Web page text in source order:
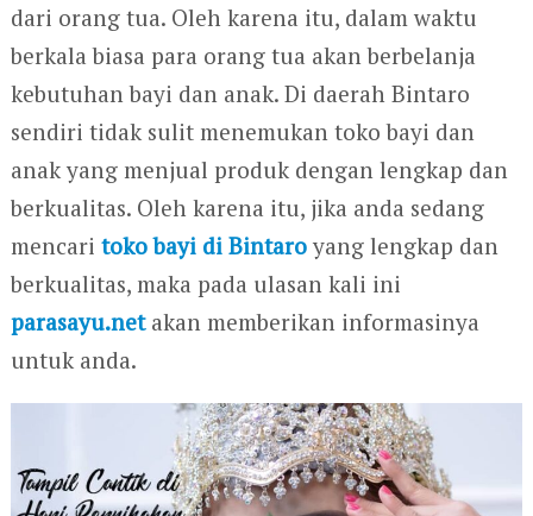
dari orang tua. Oleh karena itu, dalam waktu
berkala biasa para orang tua akan berbelanja
kebutuhan bayi dan anak. Di daerah Bintaro
sendiri tidak sulit menemukan toko bayi dan
anak yang menjual produk dengan lengkap dan
berkualitas. Oleh karena itu, jika anda sedang
mencari toko bayi di Bintaroyang lengkap dan
berkualitas, maka pada ulasan kali ini
parasayu.netakan memberikan informasinya
untuk anda.